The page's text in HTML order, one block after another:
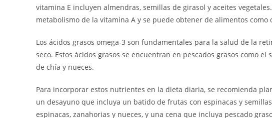
vitamina E incluyen almendras, semillas de girasol y aceites
metabolismo de la vitamina A y se puede obtener de alimentos como
Los ácidos grasos omega-3 son fundamentales para la salud de la
seco. Estos ácidos grasos se encuentran en pescados grasos como
de chía y nueces.
Para incorporar estos nutrientes en la dieta diaria, se recomienda
un desayuno que incluya un batido de frutas con espinacas y
espinacas, zanahorias y nueces, y una cena que incluya pescado